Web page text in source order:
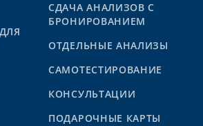
СДАЧА АНАЛИЗОВ С
БРОНИРОВАНИЕМ
ОТДЕЛЬНЫЕ АНАЛИЗЫ
САМОТЕСТИРОВАНИЕ
КОНСУЛЬТАЦИИ
ПОДАРОЧНЫЕ КАРТЫ